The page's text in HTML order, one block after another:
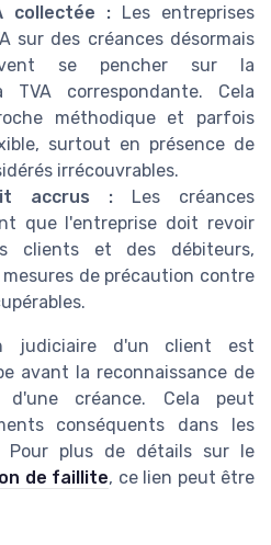
collectée : Les entreprises
sur des créances désormais
se pencher sur la
correspondante. Cela
méthodique et parfois
surtout en présence de
irrécouvrables.
accrus : Les créances
que l'entreprise doit revoir
clients et des débiteurs,
de précaution contre
judiciaire d'un client est
avant la reconnaissance de
d'une créance. Cela peut
conséquents dans les
Pour plus de détails sur le
de faillite, ce lien peut être